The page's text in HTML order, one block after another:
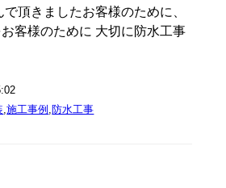
頂きましたお客様のために、
客様のために 大切に防水工事
,施工事例 ,防水工事